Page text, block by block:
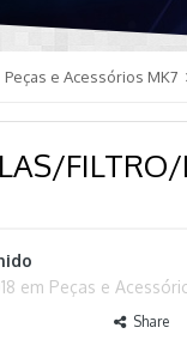
Peças e Acessórios MK7
em Peças e
Share